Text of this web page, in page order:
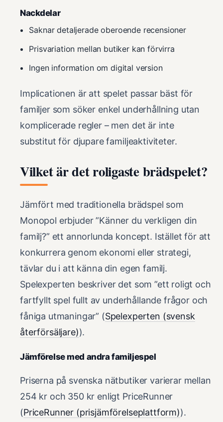
Nackdelar
Saknar detaljerade oberoende recensioner
Prisvariation mellan butiker kan förvirra
Ingen information om digital version
Implicationen är att spelet passar bäst för
familjer som söker enkel underhållning utan
komplicerade regler – men det är inte
substitut för djupare familjeaktiviteter.
Vilket är det roligaste brädspelet?
Jämfört med traditionella brädspel som
Monopol erbjuder ”Känner du verkligen din
familj?” ett annorlunda koncept. Istället för att
konkurrera genom ekonomi eller strategi,
tävlar du i att känna din egen familj.
Spelexperten beskriver det som ”ett roligt och
fartfyllt spel fullt av underhållande frågor och
fåniga utmaningar” (Spelexperten (svensk
återförsäljare)).
Jämförelse med andra familjespel
Priserna på svenska nätbutiker varierar mellan
254 kr och 350 kr enligt PriceRunner
(PriceRunner (prisjämförelseplattform)).